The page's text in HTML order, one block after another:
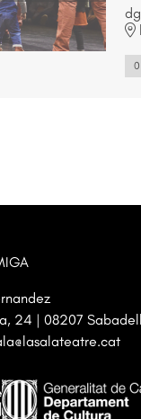
24 | 08207 Sabadell